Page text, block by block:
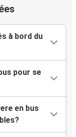
à bord du
pour se
en bus